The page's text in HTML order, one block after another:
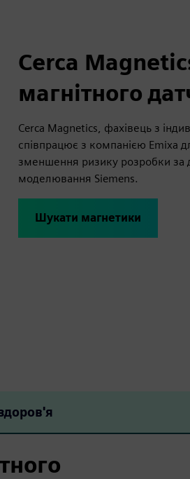
Cerca
магнітного
Cerca Magnetics, фахівець з
співпрацює з компанією Emixa
зменшення ризику розробки за
моделювання Siemens.
Шукати магнетики